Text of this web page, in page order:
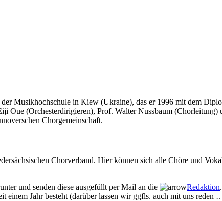
Musikhochschule in Kiew (Ukraine), das er 1996 mit dem
Oue (Orchesterdirigieren), Prof. Walter Nussbaum
Chorgemeinschaft.
Chorverband. Hier können sich alle Chöre und
und senden diese ausgefüllt per Mail an die Redaktion
einem Jahr besteht (darüber lassen wir ggfls. auch mit uns reden